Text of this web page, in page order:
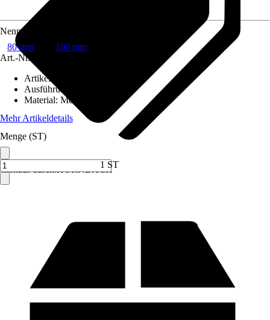
Verkauf durch:HORNBACH
Nennweite
80 mm
100 mm
Art.-Nr.
Artikeltyp
Ausführung
Material: Metall
Mehr Artikeldetails
Menge (ST)
1 ST